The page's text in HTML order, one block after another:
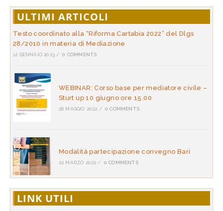
ULTIMI ARTICOLI
Testo coordinato alla “Riforma Cartabia 2022” del Dlgs
28/2010 in materia di Mediazione
12 GENNAIO 2023 / 0 COMMENTS
WEBINAR: Corso base per mediatore civile –
Sturt up 10 giugno ore 15.00
26 MAGGIO 2022 / 0 COMMENTS
Modalità partecipazione convegno Bari
22 MARZO 2022 / 0 COMMENTS
LINK UTILI